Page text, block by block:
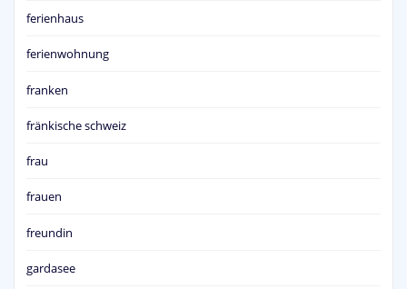
ferienhaus
ferienwohnung
franken
fränkische schweiz
frau
frauen
freundin
gardasee